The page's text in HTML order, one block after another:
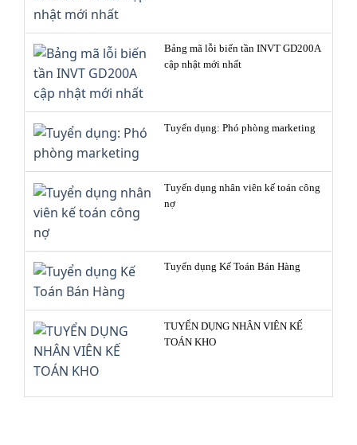
Bảng mã lỗi biến tần INVT GD200A
cập nhật mới nhất
Tuyển dụng: Phó phòng marketing
Tuyển dụng nhân viên kế toán công
nợ
Tuyển dụng Kế Toán Bán Hàng
TUYỂN DỤNG NHÂN VIÊN KẾ
TOÁN KHO